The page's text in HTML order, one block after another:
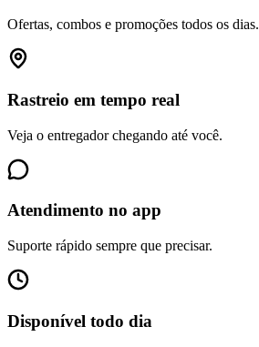
Ofertas, combos e promoções todos os dias.
Rastreio em tempo real
Veja o entregador chegando até você.
Atendimento no app
Suporte rápido sempre que precisar.
Disponível todo dia